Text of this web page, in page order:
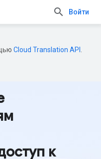
Войти
Cloud Translation API
к